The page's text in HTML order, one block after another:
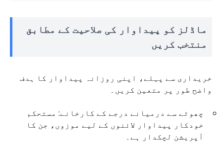
ماڈلز کو پیداوار کی صلاحیت کے مطابق
منتخب کریں
خریداری سے پہلے، اپنی روزانہ پیداوار کا ہدف
واضح طور پر متعین کریں۔
چھوٹے سے درمیانے درجے کے کارخانے: مستحکم
خودکار پیداوار لائنوں کے لیے موزوں، جن کا
آپریشن لچکدار ہے۔